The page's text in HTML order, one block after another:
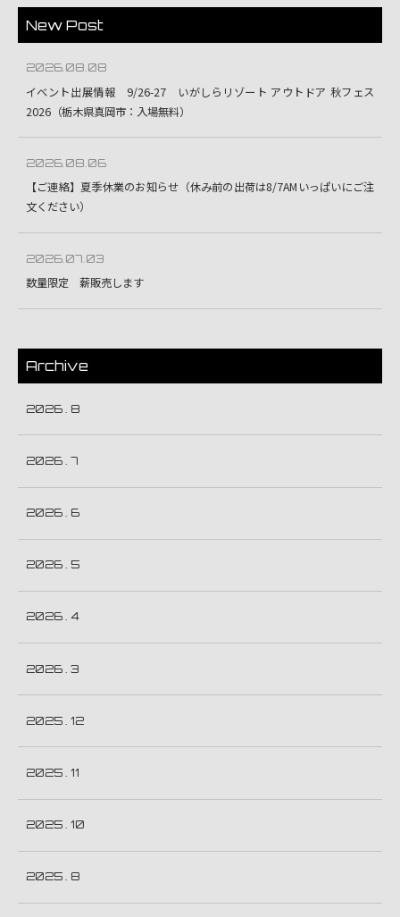
New Post
2026.08.08
イベント出展情報 9/26-27 いがしらリゾート アウトドア 秋フェス
2026（栃木県真岡市：入場無料）
2026.08.06
【ご連絡】夏季休業のお知らせ（休み前の出荷は8/7AMいっぱいにご注
文ください）
2026.07.03
数量限定 薪販売します
Archive
2026 . 8
2026 . 7
2026 . 6
2026 . 5
2026 . 4
2026 . 3
2025 . 12
2025 . 11
2025 . 10
2025 . 8